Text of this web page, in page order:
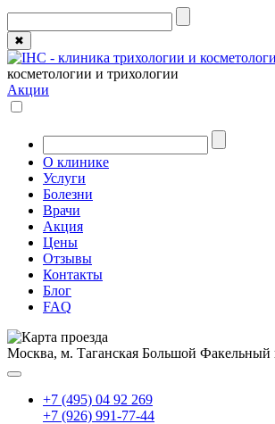
✖
косметологии и трихологии
Акции
О клинике
Услуги
Болезни
Врачи
Акция
Цены
Отзывы
Контакты
Блог
FAQ
Москва, м. Таганская Большой Факельный
+7 (495) 04 92 269
+7 (926) 991-77-44